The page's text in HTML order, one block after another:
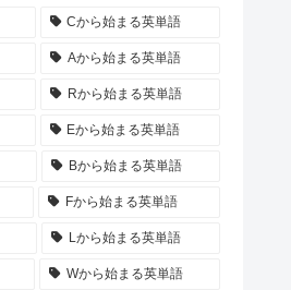
Cから始まる英単語
Aから始まる英単語
Rから始まる英単語
Eから始まる英単語
Bから始まる英単語
Fから始まる英単語
Lから始まる英単語
Wから始まる英単語